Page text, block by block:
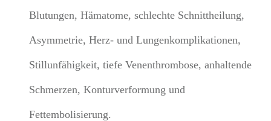
Blutungen, Hämatome, schlechte Schnittheilung,
Asymmetrie, Herz- und Lungenkomplikationen,
Stillunfähigkeit, tiefe Venenthrombose, anhaltende
Schmerzen, Konturverformung und
Fettembolisierung.